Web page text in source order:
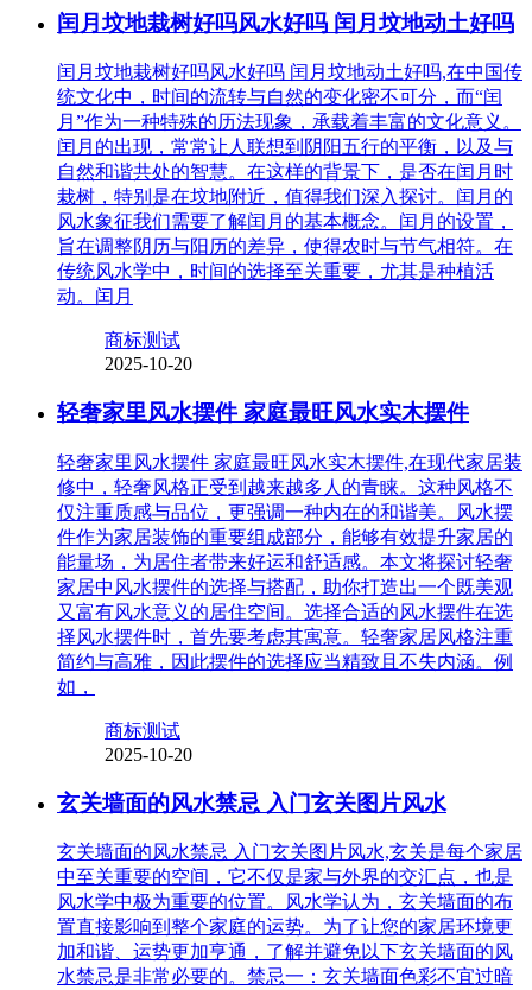
闰月坟地栽树好吗风水好吗 闰月坟地动土好吗
闰月坟地栽树好吗风水好吗 闰月坟地动土好吗,在中国传
统文化中，时间的流转与自然的变化密不可分，而“闰
月”作为一种特殊的历法现象，承载着丰富的文化意义。
闰月的出现，常常让人联想到阴阳五行的平衡，以及与
自然和谐共处的智慧。在这样的背景下，是否在闰月时
栽树，特别是在坟地附近，值得我们深入探讨。闰月的
风水象征我们需要了解闰月的基本概念。闰月的设置，
旨在调整阴历与阳历的差异，使得农时与节气相符。在
传统风水学中，时间的选择至关重要，尤其是种植活
动。闰月
商标测试
2025-10-20
轻奢家里风水摆件 家庭最旺风水实木摆件
轻奢家里风水摆件 家庭最旺风水实木摆件,在现代家居装
修中，轻奢风格正受到越来越多人的青睐。这种风格不
仅注重质感与品位，更强调一种内在的和谐美。风水摆
件作为家居装饰的重要组成部分，能够有效提升家居的
能量场，为居住者带来好运和舒适感。本文将探讨轻奢
家居中风水摆件的选择与搭配，助你打造出一个既美观
又富有风水意义的居住空间。选择合适的风水摆件在选
择风水摆件时，首先要考虑其寓意。轻奢家居风格注重
简约与高雅，因此摆件的选择应当精致且不失内涵。例
如，
商标测试
2025-10-20
玄关墙面的风水禁忌 入门玄关图片风水
玄关墙面的风水禁忌 入门玄关图片风水,玄关是每个家居
中至关重要的空间，它不仅是家与外界的交汇点，也是
风水学中极为重要的位置。风水学认为，玄关墙面的布
置直接影响到整个家庭的运势。为了让您的家居环境更
加和谐、运势更加亨通，了解并避免以下玄关墙面的风
水禁忌是非常必要的。禁忌一：玄关墙面色彩不宜过暗